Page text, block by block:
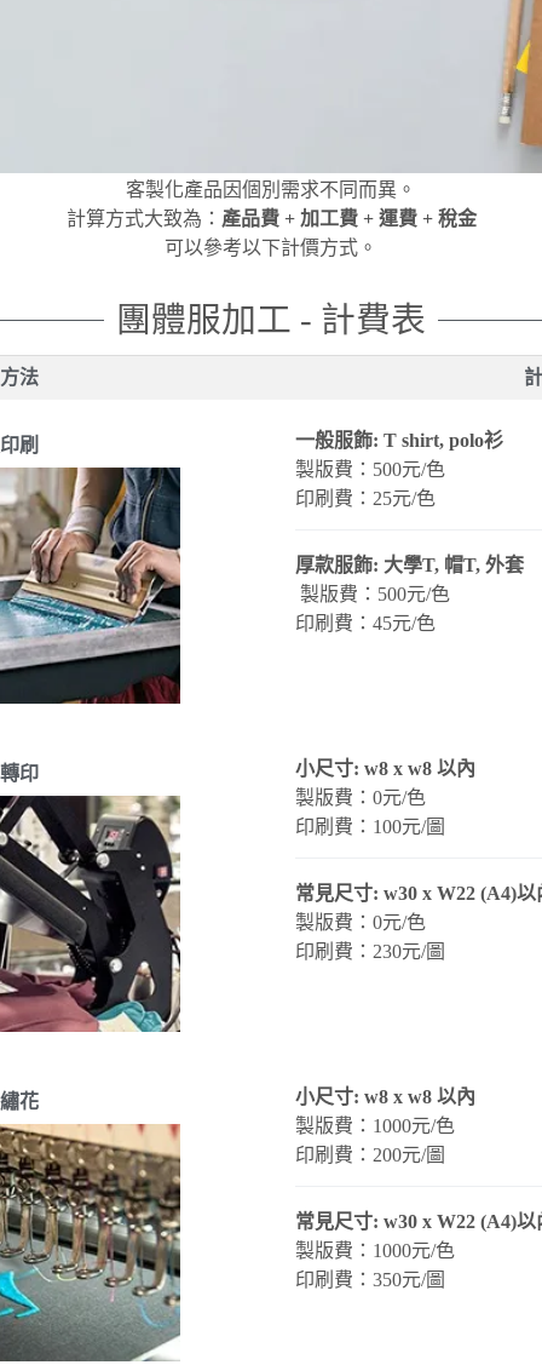
客製化產品因個別需求不同而異。
計算方式大致為： 產品費 + 加工費 + 運費 + 稅金
可以參考以下計價方式。
團體服加工 - 計費表
法
刷
一般服飾: T shirt, polo衫
製版費：500元/色
印刷費：25元/色
厚款服飾: 大學T, 帽T, 外套
製版費：500元/色
印刷費：45元/色
印
小尺寸: w8 x w8 以內
製版費：0元/色
印刷費：100元/圖
常見尺寸: w30 x W22 (A4)
製版費：0元/色
印刷費：230元/圖
花
小尺寸: w8 x w8 以內
製版費：1000元/色
印刷費：200元/圖
常見尺寸: w30 x W22 (A4)
製版費：1000元/色
印刷費：350元/圖